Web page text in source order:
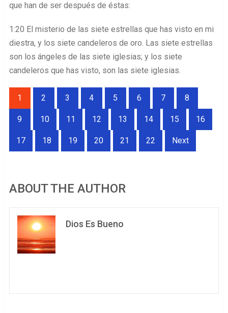
que han de ser después de éstas:
1:20 El misterio de las siete estrellas que has visto en mi
diestra, y los siete candeleros de oro. Las siete estrellas
son los ángeles de las siete iglesias; y los siete
candeleros que has visto, son las siete iglesias.
1 2 3 4 5 6 7 8
9 10 11 12 13 14 15 16
17 18 19 20 21 22 Next
ABOUT THE AUTHOR
Dios Es Bueno